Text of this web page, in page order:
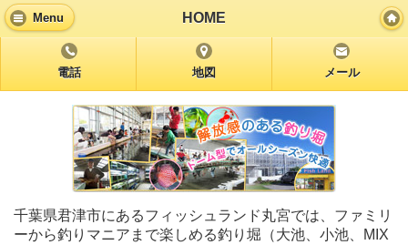
Menu HOME
電話 地図 メール
千葉県君津市にあるフィッシュランド丸宮では、ファミリ
ーから釣りマニアまで楽しめる釣り堀（大池、小池、MIX